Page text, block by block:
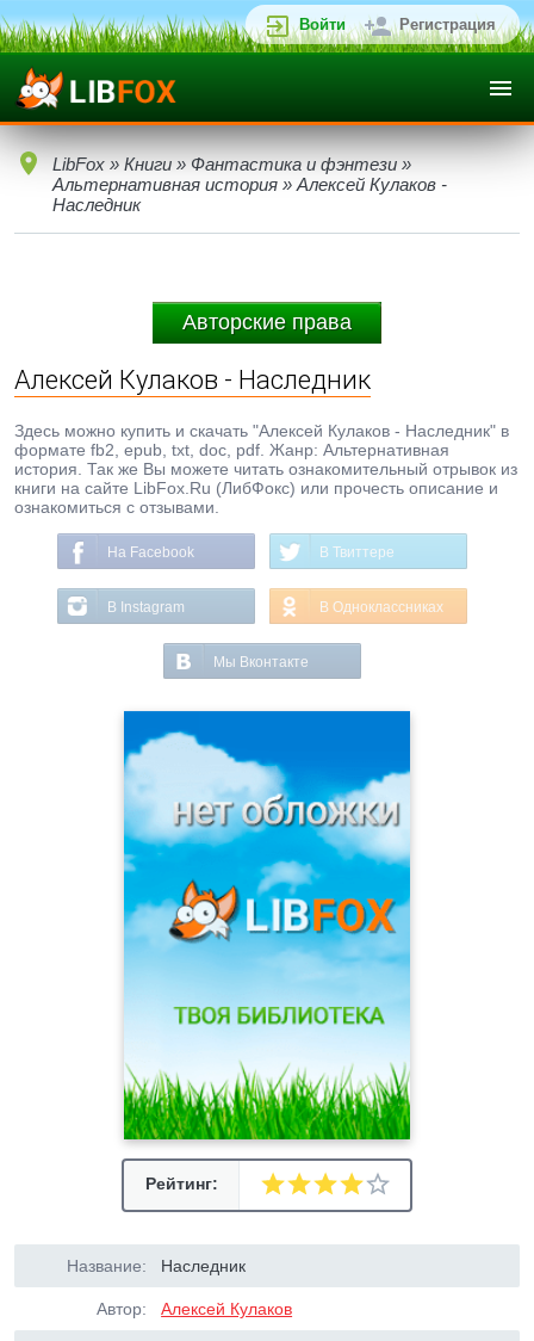
Войти Регистрация
LibFox » Книги » Фантастика и фэнтези »
Альтернативная история » Алексей Кулаков -
Наследник
Авторские права
Алексей Кулаков - Наследник
Здесь можно купить и скачать "Алексей Кулаков - Наследник" в
формате fb2, epub, txt, doc, pdf. Жанр: Альтернативная
история. Так же Вы можете читать ознакомительный отрывок из
книги на сайте LibFox.Ru (ЛибФокс) или прочесть описание и
ознакомиться с отзывами.
На Facebook В Твиттере
В Instagram В Одноклассниках
Мы Вконтакте
Рейтинг:
Название: Наследник
Автор: Алексей Кулаков